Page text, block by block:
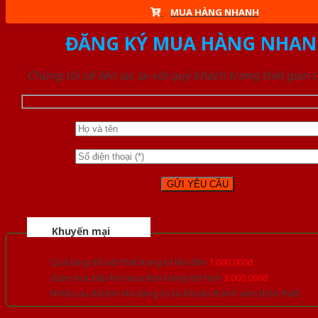
MUA HÀNG NHANH
ĐĂNG KÝ MUA HÀNG
Chúng tôi sẽ liên lạc lại với quý khách trong thời gian
Khuyến mại
Quà tặng đồ nội thất trang trí lên đến 1.000.000đ
Giảm trực tiếp khi mua đơn hàng lớn hơn 3.000.000đ
Nhiều ưu đãi lớn khi đăng ký tài khoản thành viên thân thiết